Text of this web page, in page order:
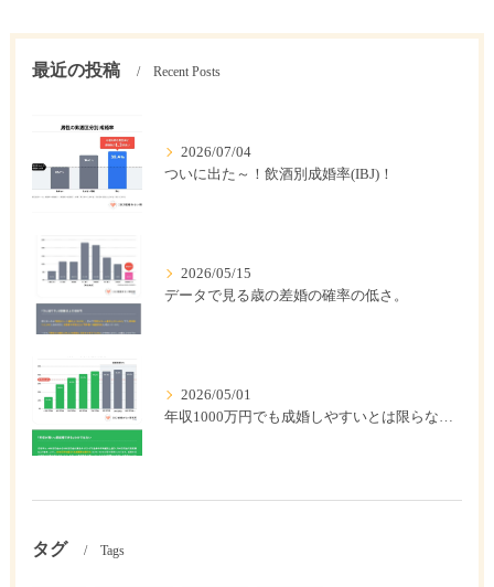
最近の投稿 Recent Posts
2026/07/04
ついに出た～！飲酒別成婚率(IBJ)！
2026/05/15
データで見る歳の差婚の確率の低さ。
2026/05/01
年収1000万円でも成婚しやすいとは限らない? 「年収帯別の成婚率」のリアル
タグ Tags